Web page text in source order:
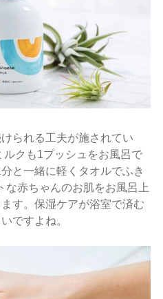
られる工夫が施されてい
クも1プッシュをお風呂で
と一緒に軽くタオルでふき
な赤ちゃんのお肌をお風呂上
す。保湿ケアが浴室で済む
ですよね。